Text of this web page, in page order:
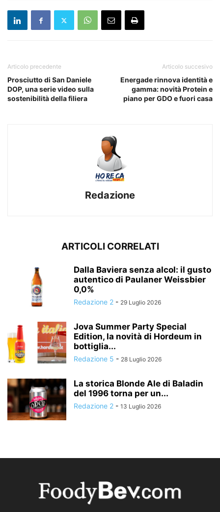
Articolo precedente
Prosciutto di San Daniele
DOP, una serie video sulla
sostenibilità della filiera
Articolo succesivo
Energade rinnova identità e
gamma: novità Protein e
piano per GDO e fuori casa
Redazione
ARTICOLI CORRELATI
Dalla Baviera senza alcol: il gusto
autentico di Paulaner Weissbier
0,0%
Redazione 2 - 29 Luglio 2026
Jova Summer Party Special
Edition, la novità di Hordeum in
bottiglia...
Redazione 5 - 28 Luglio 2026
La storica Blonde Ale di Baladin
del 1996 torna per un...
Redazione 2 - 13 Luglio 2026